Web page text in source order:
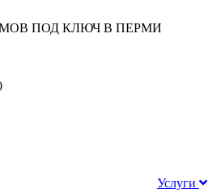
ПОД КЛЮЧ В ПЕРМИ
Услуги